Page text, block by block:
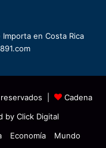
en Costa Rica
|
Cadena
by Click Digital
Economía Mundo